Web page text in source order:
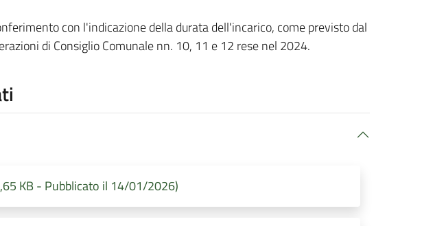
con l'indicazione della durata dell'incarico, come previsto dal
di Consiglio Comunale nn. 10, 11 e 12 rese nel 2024.
KB - Pubblicato il 14/01/2026)